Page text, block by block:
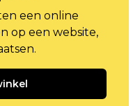
een online
op een website,